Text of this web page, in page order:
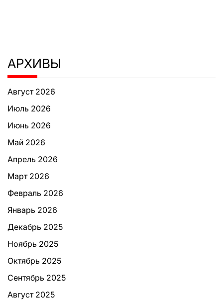
АРХИВЫ
Август 2026
Июль 2026
Июнь 2026
Май 2026
Апрель 2026
Март 2026
Февраль 2026
Январь 2026
Декабрь 2025
Ноябрь 2025
Октябрь 2025
Сентябрь 2025
Август 2025